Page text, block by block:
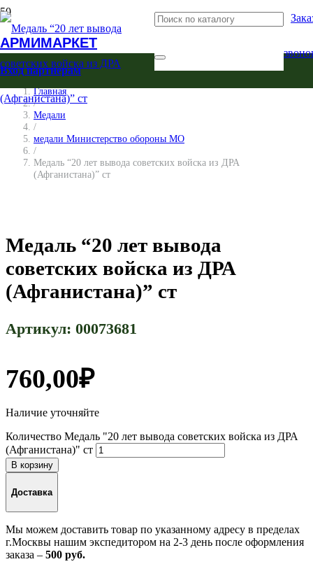
АРМИМАРКЕТ
Вход партнерам
Главная
/
Медали
/
медали Министерство обороны МО
/
Медаль “20 лет вывода советских войска из ДРА
(Афганистана)” ст
Медаль “20 лет вывода
советских войска из ДРА
(Афганистана)” ст
Артикул: 00073681
760,00₽
Наличие уточняйте
Количество Медаль "20 лет вывода советских войска из ДРА
(Афганистана)" ст
В корзину
Доставка
Мы можем доставить товар по указанному адресу в пределах
г.Москвы нашим экспедитором на 2-3 день после оформления
заказа – 500 руб.